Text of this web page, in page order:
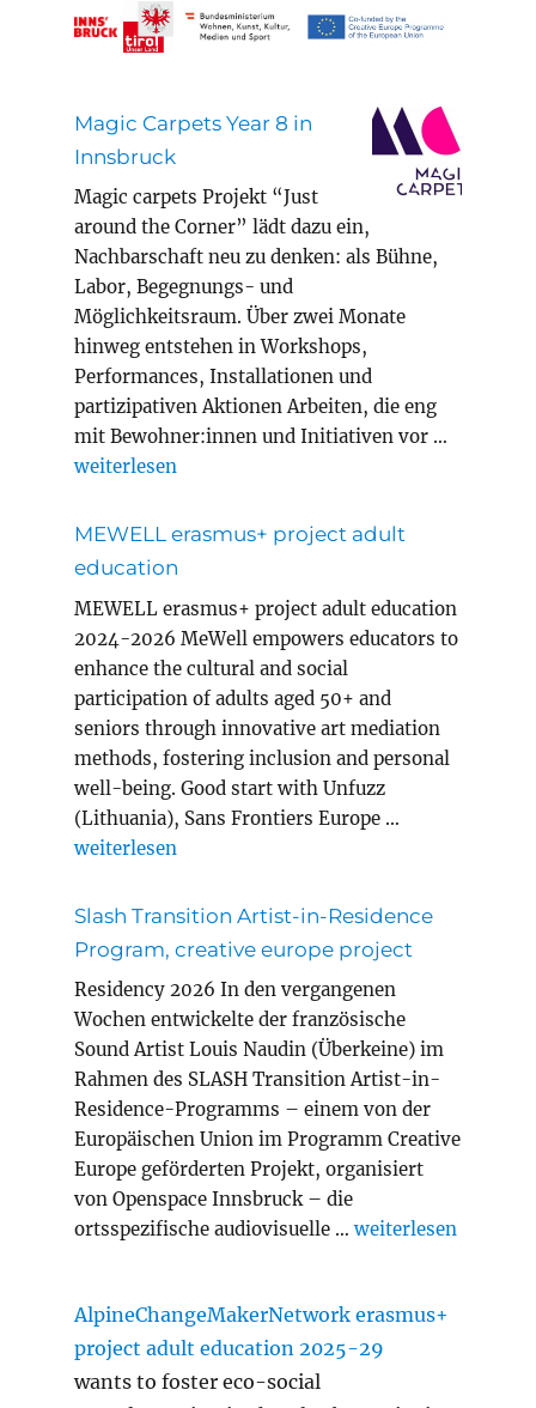
Magic Carpets Year 8 in
Innsbruck
Magic carpets Projekt “Just
around the Corner” lädt dazu ein,
Nachbarschaft neu zu denken: als Bühne,
Labor, Begegnungs- und
Möglichkeitsraum. Über zwei Monate
hinweg entstehen in Workshops,
Performances, Installationen und
partizipativen Aktionen Arbeiten, die eng
mit Bewohner:innen und Initiativen vor …
„Magic Carpets Year 8 in Innsbruck“
weiterlesen
MEWELL erasmus+ project adult
education
MEWELL erasmus+ project adult education
2024-2026 MeWell empowers educators to
enhance the cultural and social
participation of adults aged 50+ and
seniors through innovative art mediation
methods, fostering inclusion and personal
well-being. Good start with Unfuzz
(Lithuania), Sans Frontiers Europe …
„MEWELL erasmus+ project adult education“
weiterlesen
Slash Transition Artist-in-Residence
Program, creative europe project
Residency 2026 In den vergangenen
Wochen entwickelte der französische
Sound Artist Louis Naudin (Überkeine) im
Rahmen des SLASH Transition Artist-in-
Residence-Programms – einem von der
Europäischen Union im Programm Creative
Europe geförderten Projekt, organisiert
von Openspace Innsbruck – die
ortsspezifische audiovisuelle …„Slash Transition
weiterlesen
AlpineChangeMakerNetwork erasmus+
project adult education 2025-29
wants to foster eco-social